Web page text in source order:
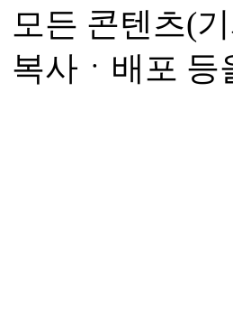
모든 콘텐츠(
복사ㆍ배포 등